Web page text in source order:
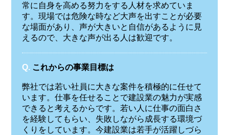
常に自身を高める努力をする人材を求めていま
す。現場では危険な時など大声を出すことが必要
な場面があり、声が大きいと自信があるように見
えるので、大きな声が出る人は歓迎です。
Q. これからの事業目標は
弊社では若い社員に大きな案件を積極的に任せて
います。仕事を任せることで建設業の魅力が実感
できると考えるからです。若い人に仕事の面白さ
を経験してもらい、失敗しながら成長する環境づ
くりをしています。今建設業は若手が活躍しづら